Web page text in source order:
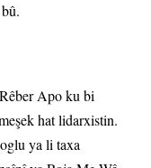
Apo ku bi
hat lidarxistin.
ya li taxa